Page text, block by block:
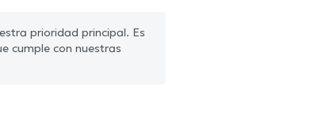
prioridad principal. Es
cumple con nuestras